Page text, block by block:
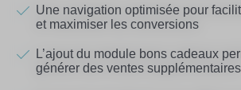
Une navigation optimisée pour
et maximiser les conversions
L’ajout du module bons cadeaux
générer des ventes supplémentaires